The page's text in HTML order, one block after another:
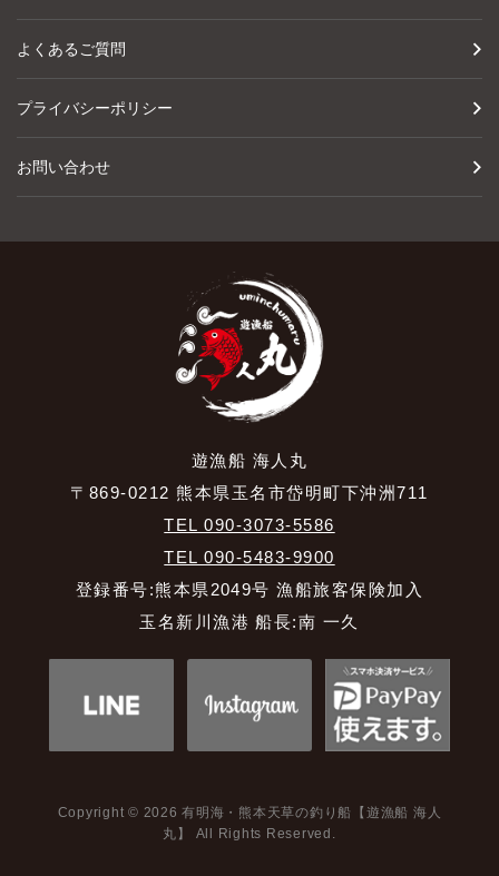
よくあるご質問
プライバシーポリシー
お問い合わせ
遊漁船 海人丸
〒869-0212 熊本県玉名市岱明町下沖洲711
TEL 090-3073-5586
TEL 090-5483-9900
登録番号:熊本県2049号 漁船旅客保険加入
玉名新川漁港 船長:南 一久
Copyright © 2026 有明海・熊本天草の釣り船【遊漁船 海人
丸】 All Rights Reserved.